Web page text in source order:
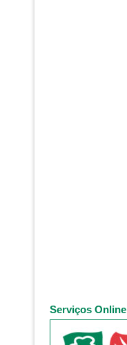
Serviços Online